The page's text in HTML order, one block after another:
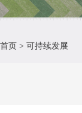
首页 > 可持续发展